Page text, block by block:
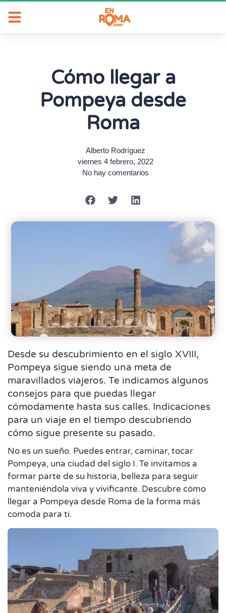
Cómo llegar a
Pompeya desde
Roma
Alberto Rodríguez
viernes 4 febrero, 2022
No hay comentarios
Desde su descubrimiento en el siglo XVIII,
Pompeya sigue siendo una meta de
maravillados viajeros. Te indicamos algunos
consejos para que puedas llegar
cómodamente hasta sus calles. Indicaciones
para un viaje en el tiempo descubriendo
cómo sigue presente su pasado.
No es un sueño. Puedes entrar, caminar, tocar
Pompeya, una ciudad del siglo I. Te invitamos a
formar parte de su historia, belleza para seguir
manteniéndola viva y vivificante. Descubre cómo
llegar a Pompeya desde Roma de la forma más
comoda para ti.